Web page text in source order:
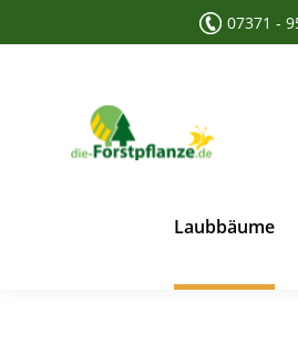
Zur 07371 -
Laubbäume